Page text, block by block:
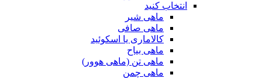
انتخاب کنید
ماهی شیر
ماهی صافی
کالاماری یا اسکوئید
ماهی بیاح
ماهی تن (ماهی هوور)
ماهی چمن